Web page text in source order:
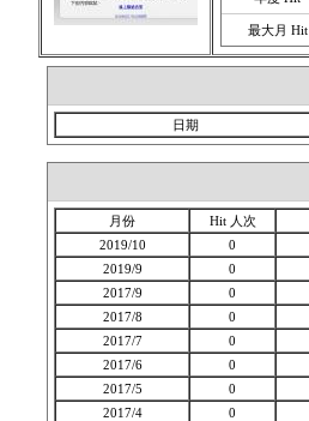
最大月 Hit
日期
月份
Hit 人次
2019/10
0
2019/9
0
2017/9
0
2017/8
0
2017/7
0
2017/6
0
2017/5
0
2017/4
0